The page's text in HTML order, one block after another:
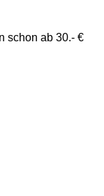
schon ab 30.- €